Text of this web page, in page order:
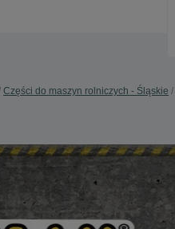
Części do maszyn rolniczych - Śląskie